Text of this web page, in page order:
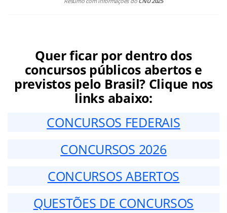
Quer ficar por dentro dos
concursos públicos abertos e
previstos pelo Brasil? Clique nos
links abaixo:
CONCURSOS FEDERAIS
CONCURSOS 2026
CONCURSOS ABERTOS
QUESTÕES DE CONCURSOS